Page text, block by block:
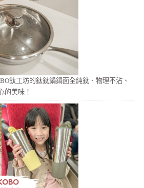
鈦工坊的鈦鈦鍋鍋面全純鈦、物理不沾、
的美味！